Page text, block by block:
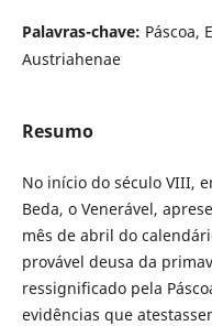
Palavras-chave: Páscoa,
Austriahenae
Resumo
No início do século VIII,
Beda, o Venerável,
mês de abril do
provável deusa da
ressignificado pela
evidências que